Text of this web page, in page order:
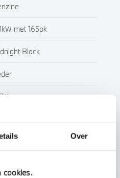
Over
cookies.
met 165pk
Black